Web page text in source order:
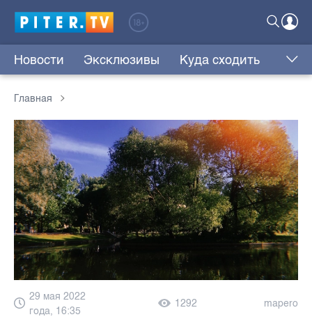
Новости Эксклюзивы Куда сходить
Главная
29 мая 2022
года, 16:35
1292 mapero